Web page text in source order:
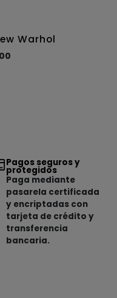
Warhol
Pagos seguros y
protegidos
Paga mediante
pasarela certificada
y encriptadas con
tarjeta de crédito y
transferencia
bancaria.